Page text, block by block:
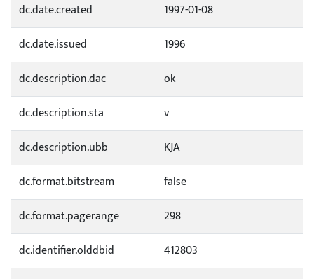
dc.date.created
1997-01-08
dc.date.issued
1996
dc.description.dac
ok
dc.description.sta
v
dc.description.ubb
KJA
dc.format.bitstream
false
dc.format.pagerange
298
dc.identifier.olddbid
412803